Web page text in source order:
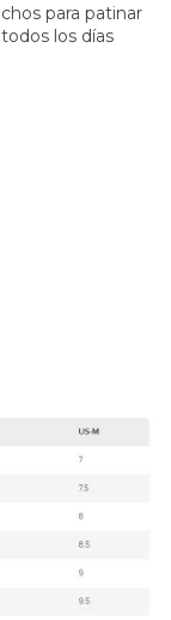
para patinar
los días